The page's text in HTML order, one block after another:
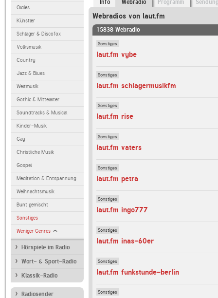
Oldies
Künstler
Schlager & Discofox
Volksmusik
Country
Jazz & Blues
Weltmusik
Gothic & Mittelalter
Soundtracks & Musical
Kinder-Musik
Gay
Christliche Musik
Gospel
Meditation & Entspannung
Weihnachtsmusik
Bunt gemischt
Sonstiges
Weniger Genres
Hörspiele im Radio
Wort- & Sport-Radio
Klassik-Radio
Radiosender
Info Webradio Programm
Webradios von laut.fm
15838 Webradio
Sonstiges
laut.fm vybe
Sonstiges
laut.fm schlagermusikfm
Sonstiges
laut.fm rise
Sonstiges
laut.fm vaters
Sonstiges
laut.fm petra
Sonstiges
laut.fm ingo777
Sonstiges
laut.fm inas-60er
Sonstiges
laut.fm funkstunde-berlin
Sonstiges